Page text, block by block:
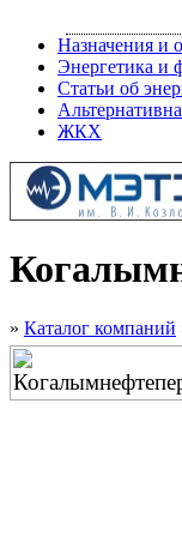
Назначения и
Энергетика и
Статьи об
ЖКХ
» Каталог компаний